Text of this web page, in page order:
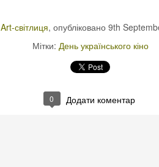
Art-світлиця, опубліковано 9th
Мітки: День українського кіно
0 Додати коментар